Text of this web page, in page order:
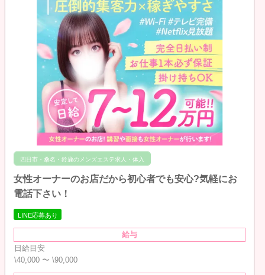
四日市・桑名・鈴鹿のメンズエステ求人・体入
女性オーナーのお店だから初心者でも安心?気軽にお
電話下さい！
LINE応募あり
給与
日給目安
\40,000 〜 \90,000